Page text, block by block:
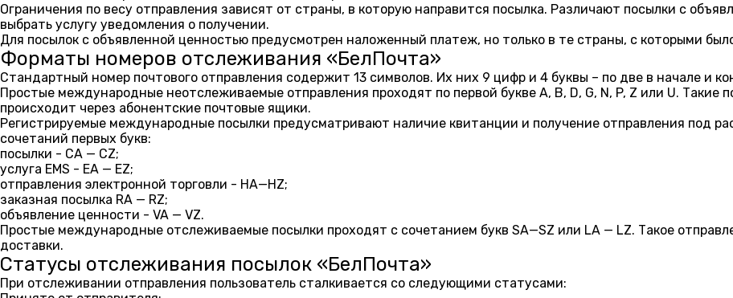
Ограничения по весу отправления зависят от страны, в которую направится посылка. Различают посылки с
выбрать услугу уведомления о получении.
Для посылок с объявленной ценностью предусмотрен наложенный платеж, но только в те страны, с которыми
Форматы номеров отслеживания «БелПочта»
Стандартный номер почтового отправления содержит 13 символов. Их них 9 цифр и 4 буквы – по две в начале и
Простые международные неотслеживаемые отправления проходят по первой букве A, B, D, G, N, P, Z или U. Такие
происходит через абонентские почтовые ящики.
Регистрируемые международные посылки предусматривают наличие квитанции и получение отправления под
сочетаний первых букв:
посылки - СА — СZ;
услуга EMS - EA — EZ;
отправления электронной торговли - HA—HZ;
заказная посылка RA — RZ;
объявление ценности - VA — VZ.
Простые международные отслеживаемые посылки проходят с сочетанием букв SA—SZ или LA — LZ. Такое
доставки.
Статусы отслеживания посылок «БелПочта»
При отслеживании отправления пользователь сталкивается со следующими статусами: